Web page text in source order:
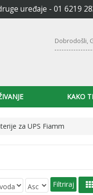
uređaje - 01 6219
Dobrodošli,
KAKO
za UPS Fiamm